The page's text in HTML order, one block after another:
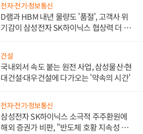
전자·전기·정보통신
D램과 HBM 내년 물량도 '품절', 고객사 위
기감이 삼성전자 SK하이닉스 협상력 더 키
건설
국내외서 속도 붙는 원전 사업, 삼성물산·현
대건설·대우건설에 다가오는 '약속의 시간'
전자·전기·정보통신
삼성전자 SK하이닉스 소극적 주주환원에
해외 증권가 비판, "반도체 호황 지속성 의